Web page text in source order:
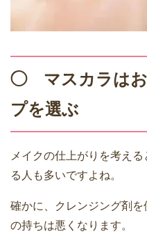
◯ マスカラはお
プを選ぶ
メイクの仕上がりを考え
る人も多いですよね。
確かに、クレンジング剤
の持ちは悪くなります。